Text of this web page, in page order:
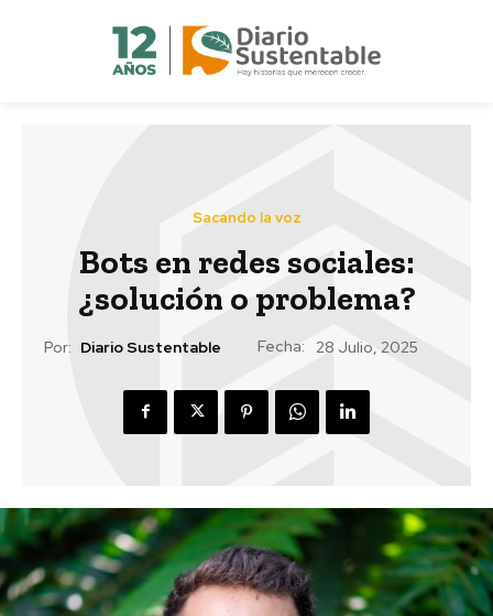
Sacando la voz
Bots en redes sociales:
¿solución o problema?
Por: Diario Sustentable Fecha: 28 Julio, 2025